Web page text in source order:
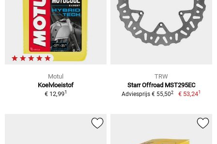
Motul
Koelvloeistof
€ 12,991
TRW
Starr Offroad MST295EC
Adviesprijs € 55,502 € 53,241